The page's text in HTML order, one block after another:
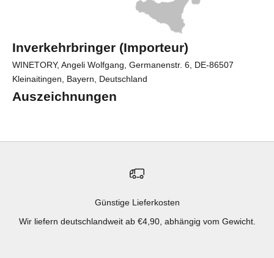
Inverkehrbringer (Importeur)
WINETORY, Angeli Wolfgang, Germanenstr. 6, DE-86507
Kleinaitingen, Bayern, Deutschland
Auszeichnungen
Günstige Lieferkosten
Wir liefern deutschlandweit ab €4,90, abhängig vom Gewicht.